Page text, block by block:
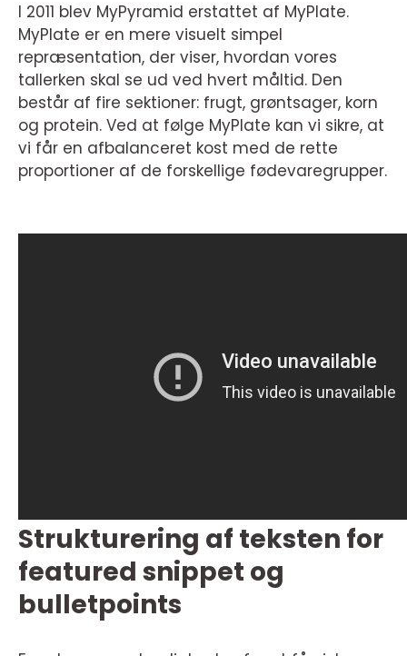
I 2011 blev MyPyramid erstattet af MyPlate.
MyPlate er en mere visuelt simpel
repræsentation, der viser, hvordan vores
tallerken skal se ud ved hvert måltid. Den
består af fire sektioner: frugt, grøntsager, korn
og protein. Ved at følge MyPlate kan vi sikre, at
vi får en afbalanceret kost med de rette
proportioner af de forskellige fødevaregrupper.
Strukturering af teksten for
featured snippet og
bulletpoints